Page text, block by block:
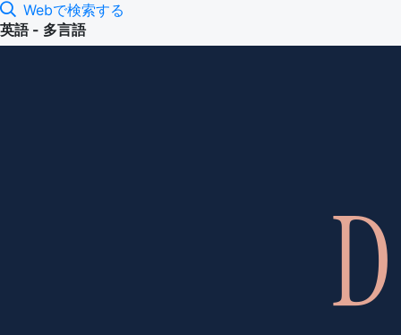
Webで検索する
英語 - 多言語